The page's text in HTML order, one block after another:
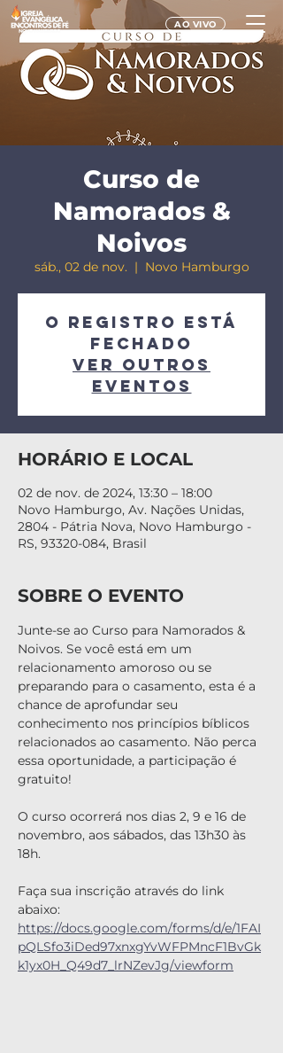
AO VIVO
Curso de
Namorados &
Noivos
sáb., 02 de nov.
  |
Novo Hamburgo
O registro está
fechado
Ver outros
eventos
HORÁRIO E LOCAL
02 de nov. de 2024, 13:30 – 18:00
Novo Hamburgo, Av. Nações Unidas,
2804 - Pátria Nova, Novo Hamburgo -
RS, 93320-084, Brasil
SOBRE O EVENTO
Junte-se ao Curso para Namorados &
Noivos. Se você está em um
relacionamento amoroso ou se
preparando para o casamento, esta é a
chance de aprofundar seu
conhecimento nos princípios bíblicos
relacionados ao casamento. Não perca
essa oportunidade, a participação é
gratuito!
O curso ocorrerá nos dias 2, 9 e 16 de
novembro, aos sábados, das 13h30 às
18h.
Faça sua inscrição através do link
abaixo:
https://docs.google.com/forms/d/e/1FAI
pQLSfo3iDed97xnxgYvWFPMncF1BvGk
k1yx0H_Q49d7_lrNZevJg/viewform